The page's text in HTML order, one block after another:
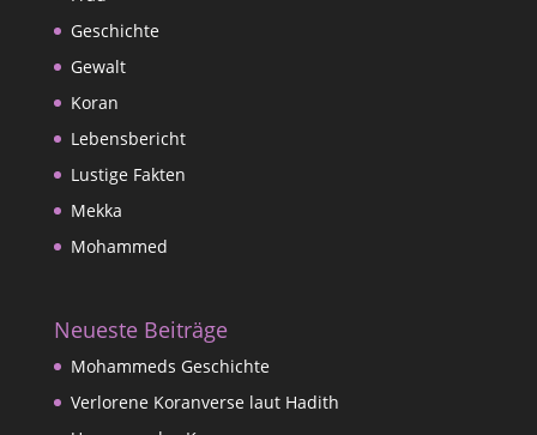
Geschichte
Gewalt
Koran
Lebensbericht
Lustige Fakten
Mekka
Mohammed
Neueste Beiträge
Mohammeds Geschichte
Verlorene Koranverse laut Hadith